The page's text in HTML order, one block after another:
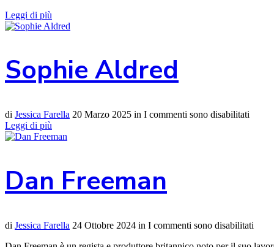
Leggi di più
Sophie Aldred
di Jessica Farella 20 Marzo 2025 in I commenti sono disabilitati
Leggi di più
Dan Freeman
di Jessica Farella 24 Ottobre 2024 in I commenti sono disabilitati